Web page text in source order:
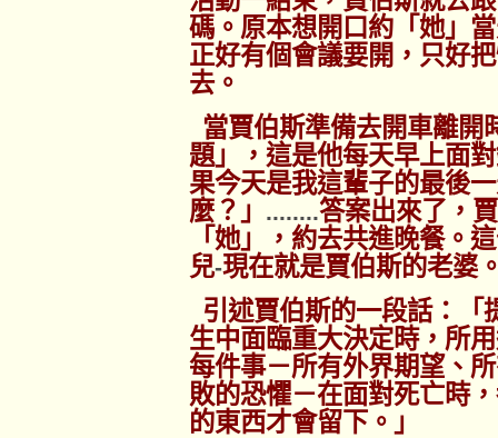
碼。原本想開口約「她」
正好有個會議要開，只好
去。
當賈伯斯準備去開車離開
題」，這是他每天早上面
果今天是我這輩子的最後
麼？」
........答案出來了，
「她」，約去共進晚餐。
兒-現在就是賈伯斯的老婆
引述賈伯斯的一段話：「
生中面臨重大決定時，所
每件事－所有外界期望、
敗的恐懼－在面對死亡時
的東西才會留下。」